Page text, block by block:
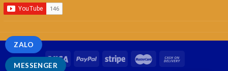
MESSENGER
ZALO